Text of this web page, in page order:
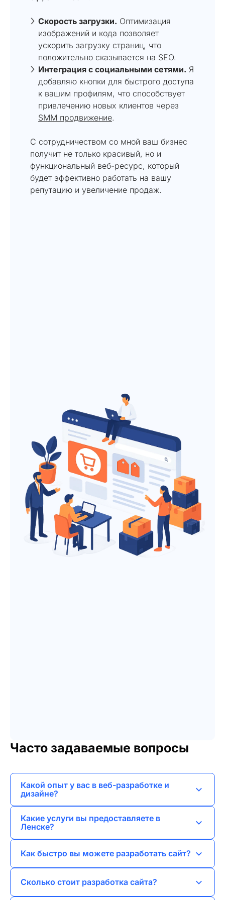
Скорость загрузки. Оптимизация
изображений и кода позволяет
ускорить загрузку страниц, что
положительно сказывается на SEO.
Интеграция с социальными сетями. Я
добавляю кнопки для быстрого доступа
к вашим профилям, что способствует
привлечению новых клиентов через
SMM продвижение.
С сотрудничеством со мной ваш бизнес
получит не только красивый, но и
функциональный веб-ресурс, который
будет эффективно работать на вашу
репутацию и увеличение продаж.
Часто задаваемые вопросы
Какой опыт у вас в веб-разработке и
дизайне?
более 5 лет, создавая различные проекты от
Какие услуги вы предоставляете в
Ленске?
сайтов, брендированию, созданию логотипов,
а также SEO и SMM продвижению.
Как быстро вы можете разработать сайт?
стараюсь завершать лендинги в течение 1-2
недель, а более крупные проекты могут
Сколько стоит разработка сайта?